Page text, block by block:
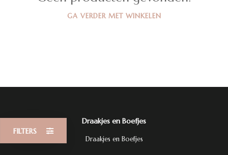
FILTERS
GA VERDER MET WINKELEN
Draakjes en Boefjes
Draakjes en Boefjes